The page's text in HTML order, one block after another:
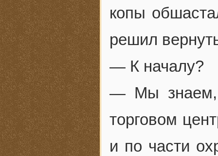
копы
решил
— К началу?
— Мы знаем,
торговом
и по части